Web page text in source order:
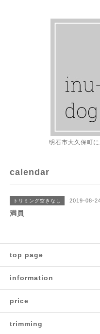
明石市大久保町
calendar
トリミング空きなし 2019-08-
満員
top page
information
price
trimming